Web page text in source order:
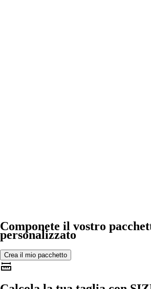
Componete il vostro
personalizzato
Crea il mio pacchetto